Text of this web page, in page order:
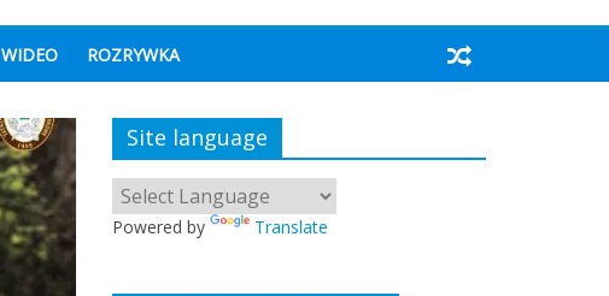
WIDEO ROZRYWKA
Site language
Powered by Translate